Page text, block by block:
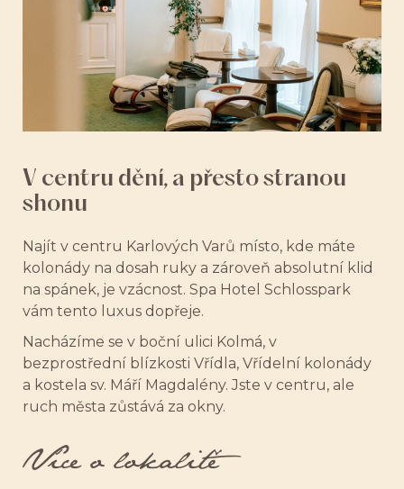
V centru dění, a přesto stranou
shonu
Najít v centru Karlových Varů místo, kde máte
kolonády na dosah ruky a zároveň absolutní klid
na spánek, je vzácnost. Spa Hotel Schlosspark
vám tento luxus dopřeje.
Nacházíme se v boční ulici Kolmá, v
bezprostřední blízkosti Vřídla, Vřídelní kolonády
a kostela sv. Máří Magdalény. Jste v centru, ale
ruch města zůstává za okny.
Více o lokalitě